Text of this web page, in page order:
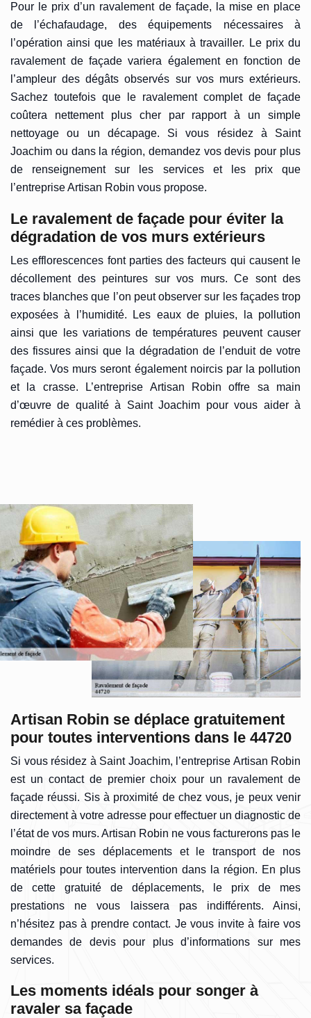
Pour le prix d’un ravalement de façade, la mise en place
de l’échafaudage, des équipements nécessaires à
l’opération ainsi que les matériaux à travailler. Le prix du
ravalement de façade variera également en fonction de
l’ampleur des dégâts observés sur vos murs extérieurs.
Sachez toutefois que le ravalement complet de façade
coûtera nettement plus cher par rapport à un simple
nettoyage ou un décapage. Si vous résidez à Saint
Joachim ou dans la région, demandez vos devis pour plus
de renseignement sur les services et les prix que
l’entreprise Artisan Robin vous propose.
Le ravalement de façade pour éviter la
dégradation de vos murs extérieurs
Les efflorescences font parties des facteurs qui causent le
décollement des peintures sur vos murs. Ce sont des
traces blanches que l’on peut observer sur les façades trop
exposées à l’humidité. Les eaux de pluies, la pollution
ainsi que les variations de températures peuvent causer
des fissures ainsi que la dégradation de l’enduit de votre
façade. Vos murs seront également noircis par la pollution
et la crasse. L’entreprise Artisan Robin offre sa main
d’œuvre de qualité à Saint Joachim pour vous aider à
remédier à ces problèmes.
Artisan Robin se déplace gratuitement
pour toutes interventions dans le 44720
Si vous résidez à Saint Joachim, l’entreprise Artisan Robin
est un contact de premier choix pour un ravalement de
façade réussi. Sis à proximité de chez vous, je peux venir
directement à votre adresse pour effectuer un diagnostic de
l’état de vos murs. Artisan Robin ne vous facturerons pas le
moindre de ses déplacements et le transport de nos
matériels pour toutes intervention dans la région. En plus
de cette gratuité de déplacements, le prix de mes
prestations ne vous laissera pas indifférents. Ainsi,
n’hésitez pas à prendre contact. Je vous invite à faire vos
demandes de devis pour plus d’informations sur mes
services.
Les moments idéals pour songer à
ravaler sa façade